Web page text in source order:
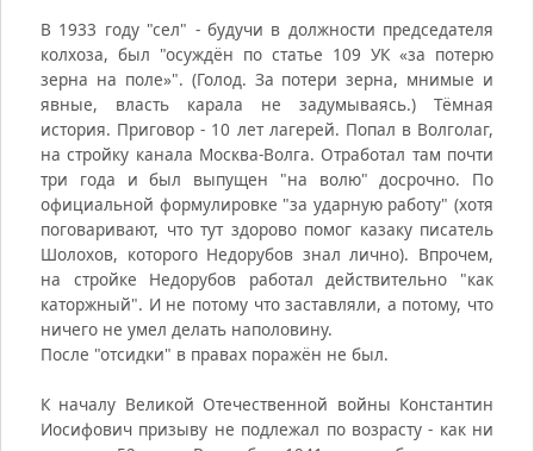
В 1933 году "сел" - будучи в должности председателя
колхоза, был "осуждён по статье 109 УК «за потерю
зерна на поле»". (Голод. За потери зерна, мнимые и
явные, власть карала не задумываясь.) Тёмная
история. Приговор - 10 лет лагерей. Попал в Волголаг,
на стройку канала Москва-Волга. Отработал там почти
три года и был выпущен "на волю" досрочно. По
официальной формулировке "за ударную работу" (хотя
поговаривают, что тут здорово помог казаку писатель
Шолохов, которого Недорубов знал лично). Впрочем,
на стройке Недорубов работал действительно "как
каторжный". И не потому что заставляли, а потому, что
ничего не умел делать наполовину.
После "отсидки" в правах поражён не был.
К началу Великой Отечественной войны Константин
Иосифович призыву не подлежал по возрасту - как ни